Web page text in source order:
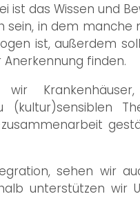
ist das Wissen und
sein, in dem
ist, außerdem
finden.
(kultur)sensiblen
sehen wir
unterstützen